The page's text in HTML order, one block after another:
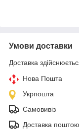
Умови доставки
Доставка
Нова Пошта
Укрпошта
Самовивіз
Доставка поштою